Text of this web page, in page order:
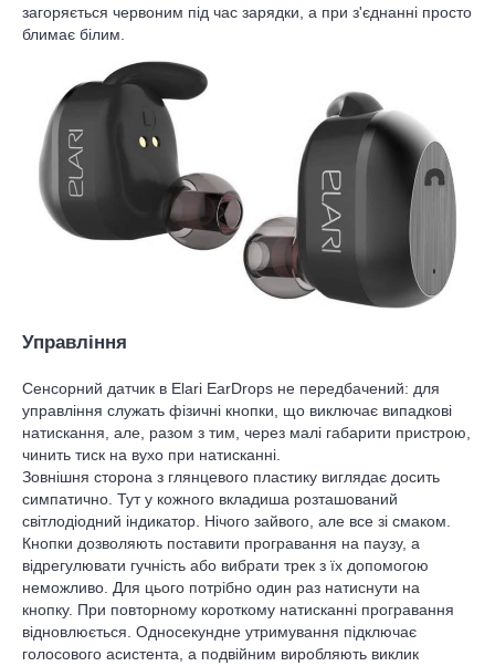
загоряється червоним під час зарядки, а при з'єднанні просто
блимає білим.
Управління
Сенсорний датчик в Elari EarDrops не передбачений: для
управління служать фізичні кнопки, що виключає випадкові
натискання, але, разом з тим, через малі габарити пристрою,
чинить тиск на вухо при натисканні.
Зовнішня сторона з глянцевого пластику виглядає досить
симпатично. Тут у кожного вкладиша розташований
світлодіодний індикатор. Нічого зайвого, але все зі смаком.
Кнопки дозволяють поставити програвання на паузу, а
відрегулювати гучність або вибрати трек з їх допомогою
неможливо. Для цього потрібно один раз натиснути на
кнопку. При повторному короткому натисканні програвання
відновлюється. Односекундне утримування підключає
голосового асистента, а подвійним виробляють виклик